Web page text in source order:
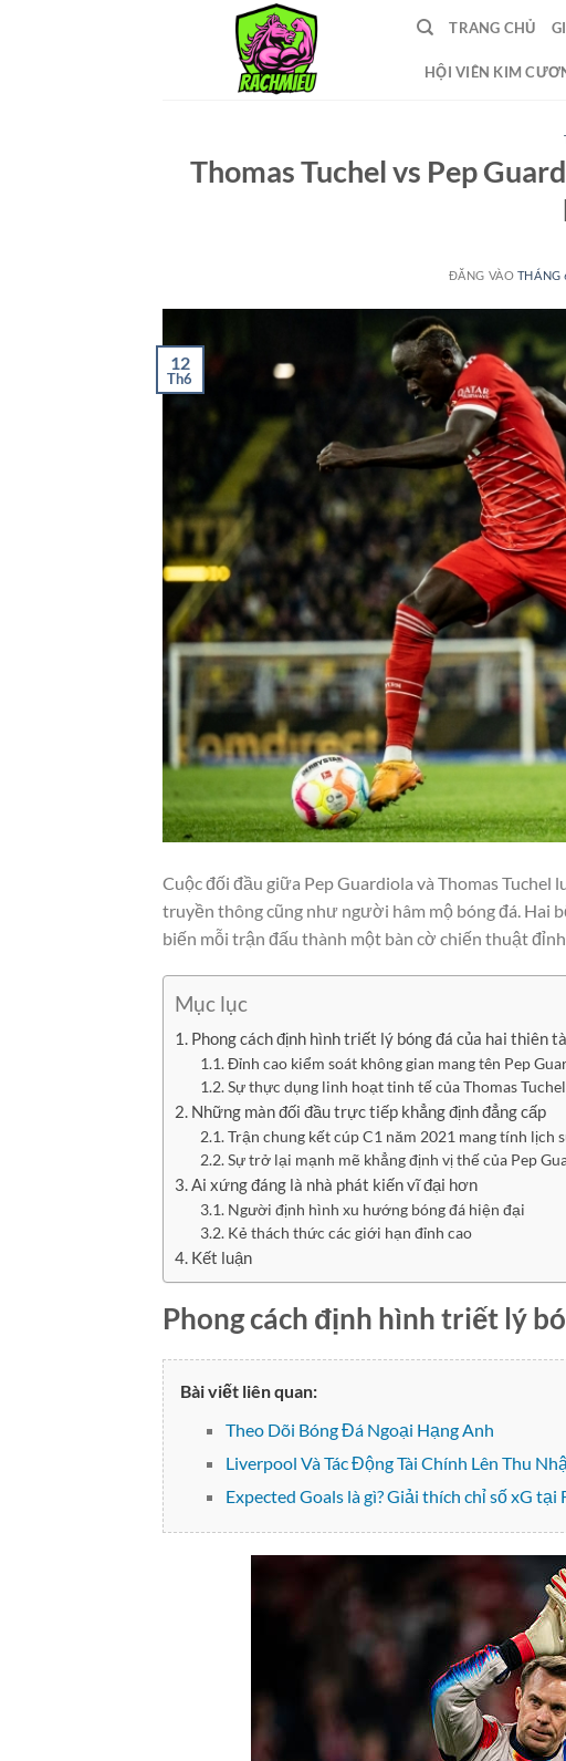
TRANG CHỦ
HỘI VIÊN KIM
Thomas Tuchel vs Pep
ĐĂNG VÀO THÁNG
12
Th6
Cuộc đối đầu giữa Pep Guardiola và Thomas
truyền thông cũng như người hâm mộ bóng đá. Hai
biến mỗi trận đấu thành một bàn cờ chiến thuật đỉnh
Mục lục
Phong cách định hình triết lý bóng đá của hai thiên
Đỉnh cao kiểm soát không gian mang tên Pep
Sự thực dụng linh hoạt tinh tế của Thomas Tuchel
Những màn đối đầu trực tiếp khẳng định đẳng cấp
Trận chung kết cúp C1 năm 2021 mang tính lịch
Sự trở lại mạnh mẽ khẳng định vị thế của Pep
Ai xứng đáng là nhà phát kiến vĩ đại hơn
Người định hình xu hướng bóng đá hiện đại
Kẻ thách thức các giới hạn đỉnh cao
Kết luận
Phong cách định hình triết lý
Bài viết liên quan:
Theo Dõi Bóng Đá Ngoại Hạng Anh
Liverpool Và Tác Động Tài Chính Lên Thu
Expected Goals là gì? Giải thích chỉ số xG tại